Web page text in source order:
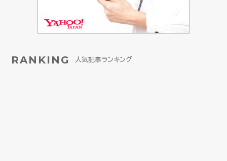
RANKING 人気記事ランキング